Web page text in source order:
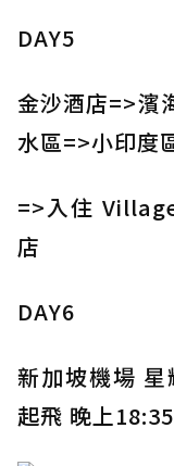
DAY5
金沙酒店=>濱
水區=>小印度
=>入住
店
DAY6
新加坡機場
起飛 晚上